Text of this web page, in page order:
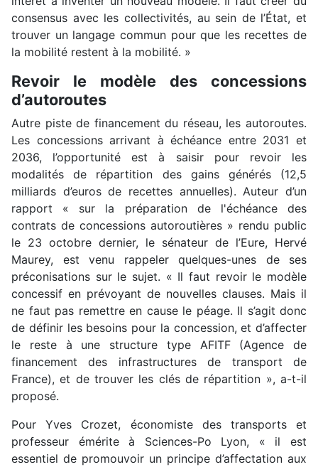
consensus avec les collectivités, au sein de l’État, et
trouver un langage commun pour que les recettes de
la mobilité restent à la mobilité. »
Revoir le modèle des concessions
d’autoroutes
Autre piste de financement du réseau, les autoroutes.
Les concessions arrivant à échéance entre 2031 et
2036, l’opportunité est à saisir pour revoir les
modalités de répartition des gains générés (12,5
milliards d’euros de recettes annuelles). Auteur d’un
rapport « sur la préparation de l'échéance des
contrats de concessions autoroutières » rendu public
le 23 octobre dernier, le sénateur de l’Eure, Hervé
Maurey, est venu rappeler quelques-unes de ses
préconisations sur le sujet. « Il faut revoir le modèle
concessif en prévoyant de nouvelles clauses. Mais il
ne faut pas remettre en cause le péage. Il s’agit donc
de définir les besoins pour la concession, et d’affecter
le reste à une structure type AFITF (Agence de
financement des infrastructures de transport de
France), et de trouver les clés de répartition », a-t-il
proposé.
Pour Yves Crozet, économiste des transports et
professeur émérite à Sciences-Po Lyon, « il est
essentiel de promouvoir un principe d’affectation aux